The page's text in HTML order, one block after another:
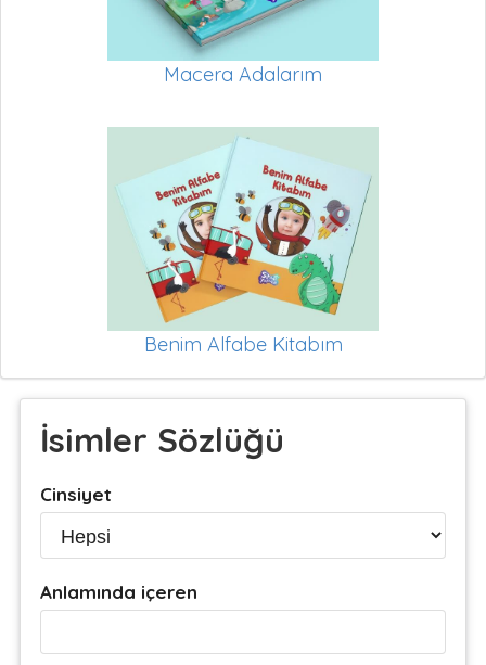
Macera Adalarım
Benim Alfabe Kitabım
İsimler Sözlüğü
Cinsiyet
Anlamında içeren